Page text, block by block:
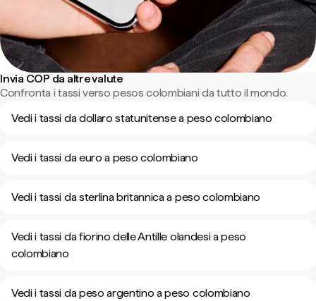
Invia COP da altre valute
Confronta i tassi verso pesos colombiani da tutto il mondo.
Vedi i tassi da dollaro statunitense a peso colombiano
Vedi i tassi da euro a peso colombiano
Vedi i tassi da sterlina britannica a peso colombiano
Vedi i tassi da fiorino delle Antille olandesi a peso
colombiano
Vedi i tassi da peso argentino a peso colombiano